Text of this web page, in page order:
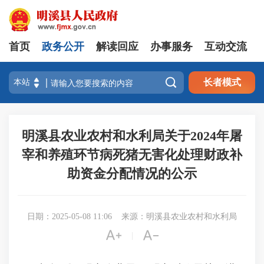
首页 政务公开 解读回应 办事服务 互动交流
 长者模式
明溪县农业农村和水利局关于2024年屠
宰和养殖环节病死猪无害化处理财政补
助资金分配情况的公示
日期：2025-05-08 11:06 来源：明溪县农业农村和水利局
 